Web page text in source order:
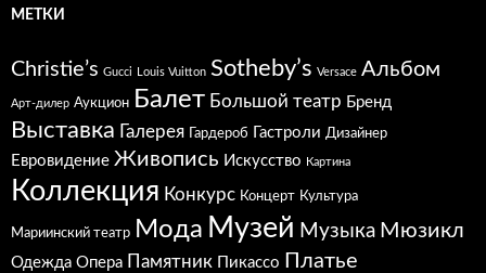
МЕТКИ
Christie’s Gucci Louis Vuitton Sotheby’s Versace Альбом
Арт-дилер Аукцион Балет Большой театр Бренд
Выставка Галерея Гардероб Гастроли Дизайнер
Евровидение Живопись Искусство Картина
Коллекция Конкурс Концерт Культура
Мариинский театр Мода Музей Музыка Мюзикл
Одежда Опера Памятник Пикассо Платье